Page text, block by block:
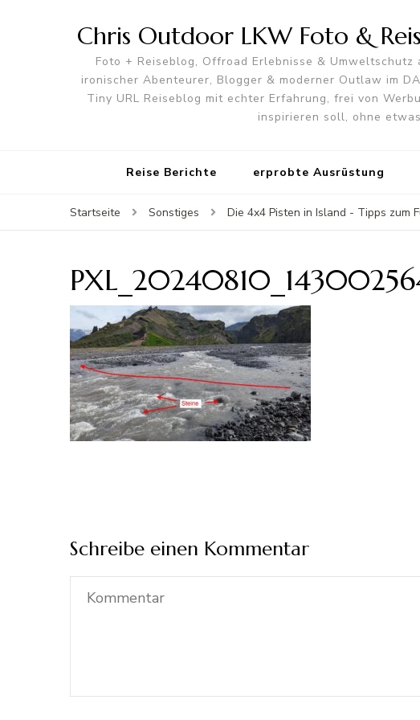
Chris Outdoor LKW Foto &
Foto + Reiseblog, Offroad Erlebnisse &
ironischer Abenteurer, Blogger & moderner Outlaw im
Tiny URL Reiseblog mit echter Erfahrung, frei von
inspirieren soll, ohne
Reise Berichte erprobte Ausrüstung
Startseite Sonstiges Die 4x4 Pisten in Island - Tipps zum
Schreibe einen Kommentar